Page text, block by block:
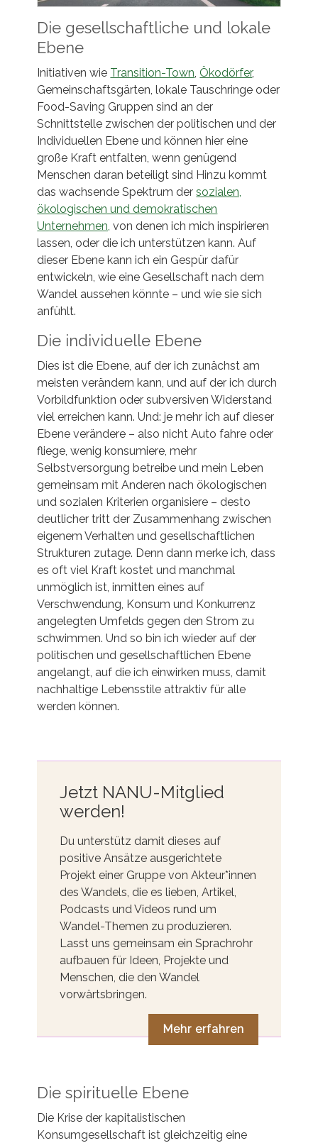
Die gesellschaftliche und lokale
Ebene
Initiativen wie Transition-Town, Ökodörfer,
Gemeinschaftsgärten, lokale Tauschringe oder
Food-Saving Gruppen sind an der
Schnittstelle zwischen der politischen und der
Individuellen Ebene und können hier eine
große Kraft entfalten, wenn genügend
Menschen daran beteiligt sind Hinzu kommt
das wachsende Spektrum dersozialen,
ökologischen und demokratischen
Unternehmen, von denen ich mich inspirieren
lassen, oder die ich unterstützen kann. Auf
dieser Ebene kann ich ein Gespür dafür
entwickeln, wie eine Gesellschaft nach dem
Wandel aussehen könnte – und wie sie sich
anfühlt.
Die individuelle Ebene
Dies ist die Ebene, auf der ich zunächst am
meisten verändern kann, und auf der ich durch
Vorbildfunktion oder subversiven Widerstand
viel erreichen kann. Und: je mehr ich auf dieser
Ebene verändere – also nicht Auto fahre oder
fliege, wenig konsumiere, mehr
Selbstversorgung betreibe und mein Leben
gemeinsam mit Anderen nach ökologischen
und sozialen Kriterien organisiere – desto
deutlicher tritt der Zusammenhang zwischen
eigenem Verhalten und gesellschaftlichen
Strukturen zutage. Denn dann merke ich, dass
es oft viel Kraft kostet und manchmal
unmöglich ist, inmitten eines auf
Verschwendung, Konsum und Konkurrenz
angelegten Umfelds gegen den Strom zu
schwimmen. Und so bin ich wieder auf der
politischen und gesellschaftlichen Ebene
angelangt, auf die ich einwirken muss, damit
nachhaltige Lebensstile attraktiv für alle
werden können.
Jetzt NANU-Mitglied
werden!
Du unterstütz damit dieses auf
positive Ansätze ausgerichtete
Projekt einer Gruppe von Akteur*innen
des Wandels, die es lieben, Artikel,
Podcasts und Videos rund um
Wandel-Themen zu produzieren.
Lasst uns gemeinsam ein Sprachrohr
aufbauen für Ideen, Projekte und
Menschen, die den Wandel
vorwärtsbringen.
Mehr erfahren
Die spirituelle Ebene
Die Krise der kapitalistischen
Konsumgesellschaft ist gleichzeitig eine